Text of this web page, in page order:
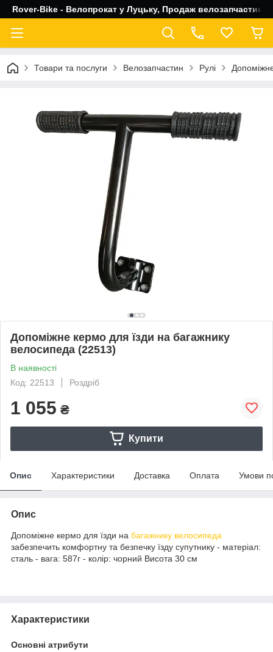
Rover-Bike - Велопрокат у Луцьку, Продаж велозапчастин,
Товари та послуги Велозапчастин Рулі
Допоміжне кермо для їзди на багажнику
велосипеда (22513)
В наявності
Код: 22513
Роздріб
1 055 ₴
Купити
Опис Характеристики Доставка Оплата Умови
Опис
Допоміжне кермо для їзди на багажнику велосипеда
забезпечить комфортну та безпечку їзду супутнику - матеріал:
сталь - вага: 587г - колір: чорний Висота 30 см
Характеристики
Основні атрибути